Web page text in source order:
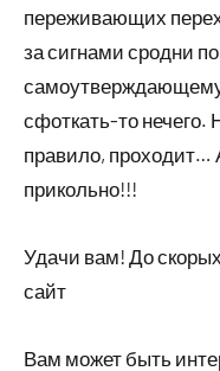
переживающих
за сигнами сродни
сфоткать-то нечего.
правило, проходит…
прикольно!!!
Удачи вам! До
сайт
Вам может быть